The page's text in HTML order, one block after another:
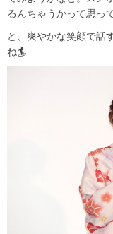
るんちゃうかって思っ
と、爽やかな笑顔で話
ね🏄